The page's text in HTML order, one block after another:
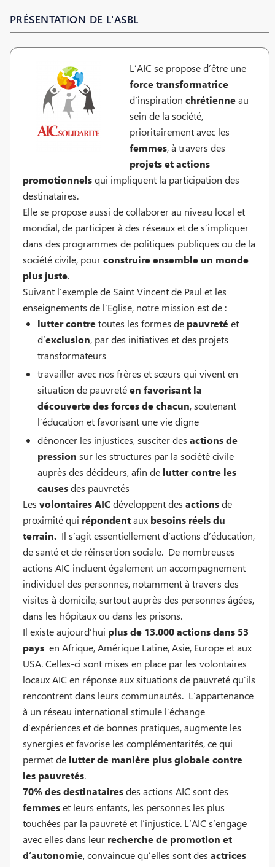
PRÉSENTATION DE L'ASBL
L’AIC se propose d’être une
force transformatrice
d’inspiration chrétienneau
sein de la société,
prioritairement avec les
femmes, à travers des
projets etactions
promotionnelsqui impliquent la participation des
destinataires.
Elle se propose aussi de collaborer au niveau local et
mondial, de participer à des réseaux et de s’impliquer
dans des programmes de politiques publiques ou de la
société civile, pourconstruire ensemble un monde
plus juste.
Suivant l’exemple de Saint Vincent de Paul et les
enseignements de l’Eglise, notre mission est de :
lutter contretoutes les formes de pauvretéet
d’exclusion, par des initiatives et des projets
transformateurs
travailler avec nos frères et sœurs qui vivent en
situation de pauvretéen favorisant la
découverte des forces de chacun, soutenant
l’éducation et favorisant une vie digne
dénoncer les injustices, susciter des actions de
pression sur les structures par la société civile
auprès des décideurs, afin de lutter contre les
causesdes pauvretés
Les volontaires AICdéveloppent des actionsde
proximité qui répondentaux besoins réels du
terrain. Il s’agit essentiellement d’actions d’éducation,
de santé et de réinsertion sociale. De nombreuses
actions AIC incluent également un accompagnement
individuel des personnes, notamment à travers des
visites à domicile, surtout auprès des personnes âgées,
dans les hôpitaux ou dans les prisons.
Il existe aujourd’hui plus de 13.000 actions dans 53
pays en Afrique, Amérique Latine, Asie, Europe et aux
USA. Celles-ci sont mises en place par les volontaires
locaux AIC en réponse aux situations de pauvreté qu’ils
rencontrent dans leurs communautés. L’appartenance
à un réseau international stimule l’échange
d’expériences et de bonnes pratiques, augmente les
synergies et favorise les complémentarités, ce qui
permet de lutter de manière plus globale contre
les pauvretés.
70% des destinatairesdes actions AIC sont des
femmeset leurs enfants, les personnes les plus
touchées par la pauvreté et l’injustice. L’AIC s’engage
avec elles dans leur recherche de promotion et
d’autonomie, convaincue qu’elles sont des actrices